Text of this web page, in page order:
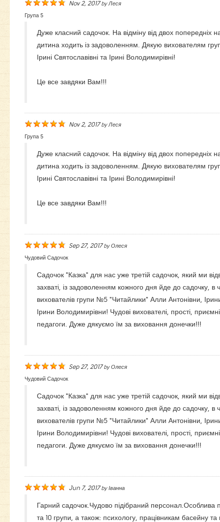
Nov 2, 2017byЛеся
Група 5
Дуже класний садочок. На відміну від двох попередніх
дитина ходить із задоволенням. Дякую вихователям
Ірині Святославівні та Ірині Володимирівні!
Це все завдяки Вам!!!
Nov 2, 2017byЛеся
Група 5
Дуже класний садочок. На відміну від двох попередніх
дитина ходить із задоволенням. Дякую вихователям
Ірині Святославівні та Ірині Володимирівні!
Це все завдяки Вам!!!
Sep 27, 2017byОлеся
Чудовий Садочок
Садочок "Казка" для нас уже третій садочок, який ми
захваті, із задоволенням кожного дня йде до садочку, в
вихователів групи №5 "Читайлики" Алли Антонівни,
Ірини Володимирівни! Чудові вихователі, прості,
педагоги. Дуже дякуємо їм за виховання донечки!!!
Sep 27, 2017byОлеся
Чудовий Садочок
Садочок "Казка" для нас уже третій садочок, який ми
захваті, із задоволенням кожного дня йде до садочку, в
вихователів групи №5 "Читайлики" Алли Антонівни,
Ірини Володимирівни! Чудові вихователі, прості,
педагоги. Дуже дякуємо їм за виховання донечки!!!
Jun 7, 2017byІванна
Гарний садочок.Чудово підібраний персонал.Особлива
та 10 групи, а також: психологу, працівникам басейну та